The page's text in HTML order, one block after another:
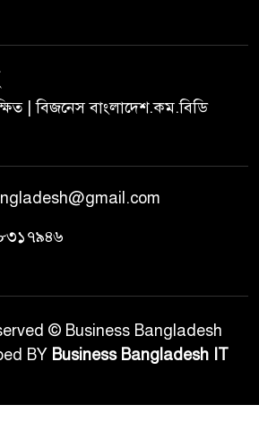
| বিজনেস বাংলাদেশ.কম.বিডি
© Business Bangladesh
BY Business Bangladesh IT